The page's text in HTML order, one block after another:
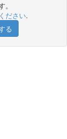
ださい.
る